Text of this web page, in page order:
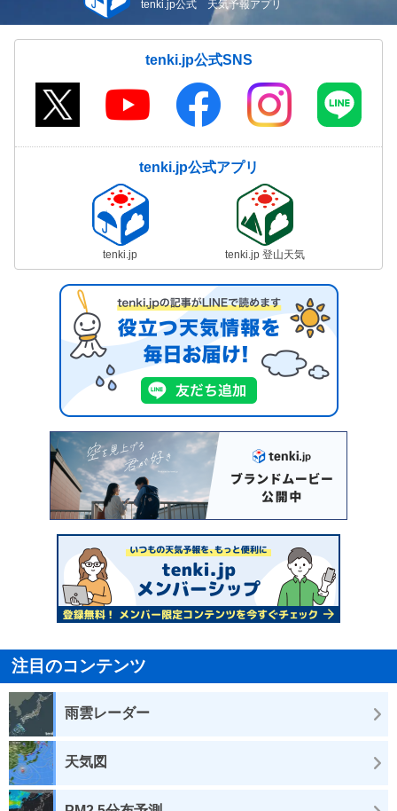
tenki.jp公式 天気予報アプリ
tenki.jp公式SNS
tenki.jp公式アプリ
tenki.jp tenki.jp 登山天気
注目のコンテンツ
雨雲レーダー
天気図